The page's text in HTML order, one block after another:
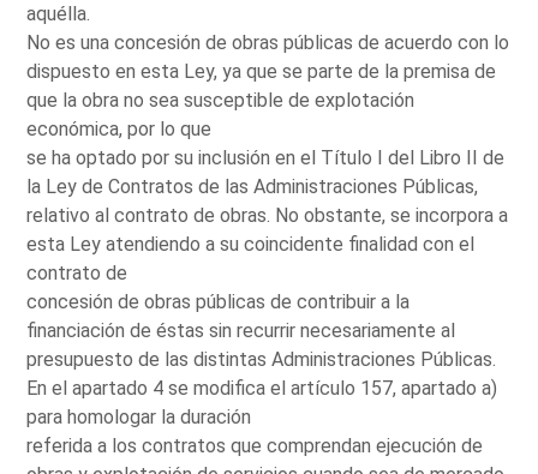
aquélla.
No es una concesión de obras públicas de acuerdo con lo
dispuesto en esta Ley, ya que se parte de la premisa de
que la obra no sea susceptible de explotación
económica, por lo que
se ha optado por su inclusión en el Título I del Libro II de
la Ley de Contratos de las Administraciones Públicas,
relativo al contrato de obras. No obstante, se incorpora a
esta Ley atendiendo a su coincidente finalidad con el
contrato de
concesión de obras públicas de contribuir a la
financiación de éstas sin recurrir necesariamente al
presupuesto de las distintas Administraciones Públicas.
En el apartado 4 se modifica el artículo 157, apartado a)
para homologar la duración
referida a los contratos que comprendan ejecución de